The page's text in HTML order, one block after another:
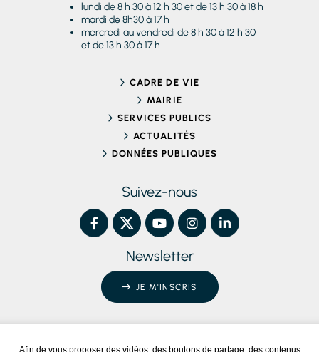
Afin de vous proposer des vidéos, des boutons de partage, des contenus
lundi de 8 h 30 à 12 h 30 et de 13 h 30 à 18 h
mardi de 8h30 à 17 h
mercredi au vendredi de 8 h 30 à 12 h 30
et de 13 h 30 à 17 h
CADRE DE VIE
MAIRIE
SERVICES PUBLICS
ACTUALITÉS
DONNÉES PUBLIQUES
Suivez-nous
Newsletter
JE M'INSCRIS